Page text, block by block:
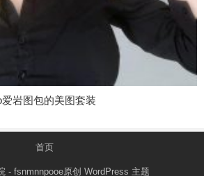
岩图包的美图套装
首页
- fsnmnnpooe原创 WordPress 主题